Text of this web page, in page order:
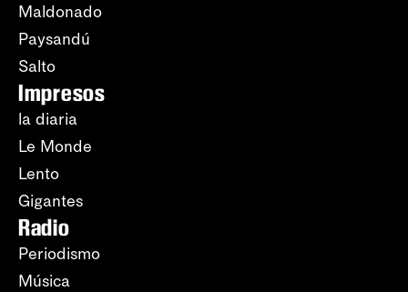
Maldonado
Paysandú
Salto
Impresos
la diaria
Le Monde
Lento
Gigantes
Radio
Periodismo
Música